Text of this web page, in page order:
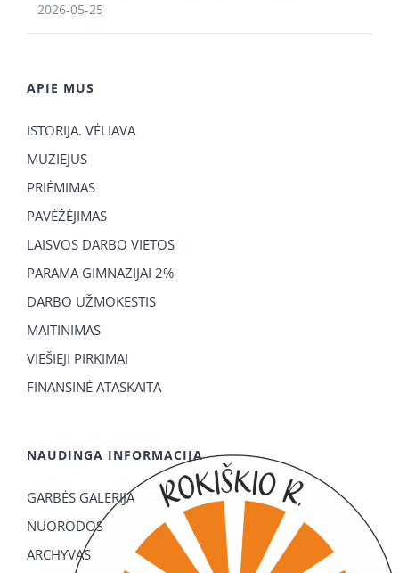
2026-05-25
APIE MUS
ISTORIJA. VĖLIAVA
MUZIEJUS
PRIĖMIMAS
PAVĖŽĖJIMAS
LAISVOS DARBO VIETOS
PARAMA GIMNAZIJAI 2%
DARBO UŽMOKESTIS
MAITINIMAS
VIEŠIEJI PIRKIMAI
FINANSINĖ ATASKAITA
NAUDINGA INFORMACIJA
GARBĖS GALERIJA
NUORODOS
ARCHYVAS